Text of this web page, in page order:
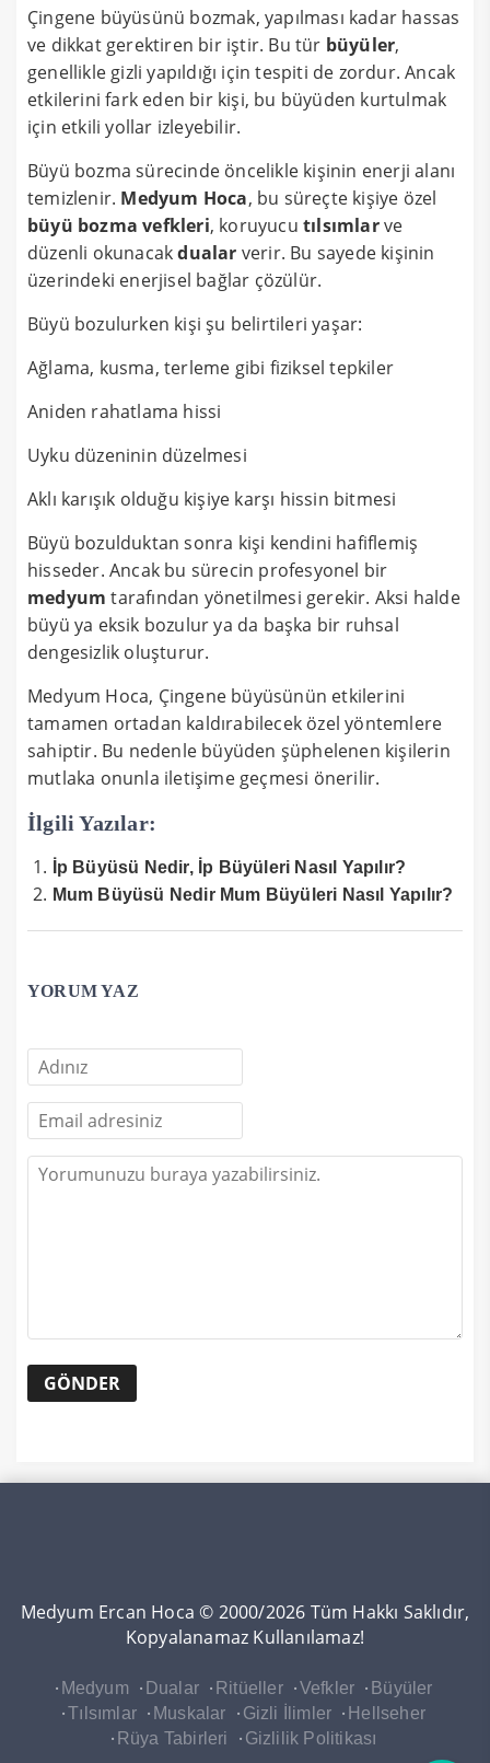
Çingene büyüsünü bozmak, yapılması kadar hassas
ve dikkat gerektiren bir iştir. Bu tür büyüler,
genellikle gizli yapıldığı için tespiti de zordur. Ancak
etkilerini fark eden bir kişi, bu büyüden kurtulmak
için etkili yollar izleyebilir.
Büyü bozma sürecinde öncelikle kişinin enerji alanı
temizlenir. Medyum Hoca, bu süreçte kişiye özel
büyü bozma vefkleri, koruyucutılsımlarve
düzenli okunacakdualar verir. Bu sayede kişinin
üzerindeki enerjisel bağlar çözülür.
Büyü bozulurken kişi şu belirtileri yaşar:
Ağlama, kusma, terleme gibi fiziksel tepkiler
Aniden rahatlama hissi
Uyku düzeninin düzelmesi
Aklı karışık olduğu kişiye karşı hissin bitmesi
Büyü bozulduktan sonra kişi kendini hafiflemiş
hisseder. Ancak bu sürecin profesyonel bir
medyum tarafından yönetilmesi gerekir. Aksi halde
büyü ya eksik bozulur ya da başka bir ruhsal
dengesizlik oluşturur.
Medyum Hoca, Çingene büyüsünün etkilerini
tamamen ortadan kaldırabilecek özel yöntemlere
sahiptir. Bu nedenle büyüden şüphelenen kişilerin
mutlaka onunla iletişime geçmesi önerilir.
İlgili Yazılar:
İp Büyüsü Nedir, İp Büyüleri Nasıl Yapılır?
Mum Büyüsü Nedir Mum Büyüleri Nasıl Yapılır?
YORUM YAZ
Medyum Ercan Hoca © 2000/2026 Tüm Hakkı Saklıdır,
Kopyalanamaz Kullanılamaz!
Medyum Dualar Ritüeller Vefkler
Büyüler
Tılsımlar
Muskalar Gizli İlimler
Hellseher
Rüya Tabirleri
Gizlilik Politikası